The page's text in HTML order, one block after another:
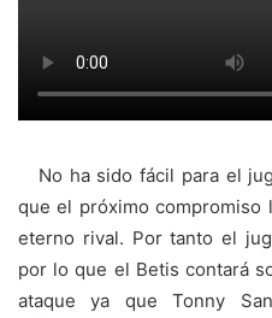
No ha sido fácil para el
que el próximo
eterno rival. Por tanto el
por lo que el Betis contará
ataque ya que Tonny